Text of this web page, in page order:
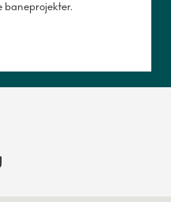
baneprojekter.